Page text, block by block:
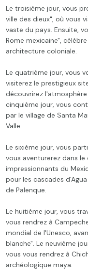
Le troisième jour, vous
ville des dieux", où vous
vaste du pays. Ensuite,
Rome mexicaine",
architecture coloniale.
Le quatrième jour, vous
visiterez le prestigieux
découvrirez
cinquième jour, vous
par le village de Santa
Valle.
Le sixième jour, vous
vous aventurerez dans
impressionnants du
pour les cascades
de Palenque.
Le huitième jour, vous
vous rendrez à
mondial de l'Unesco,
blanche". Le neuvième
vous vous rendrez à
archéologique maya.